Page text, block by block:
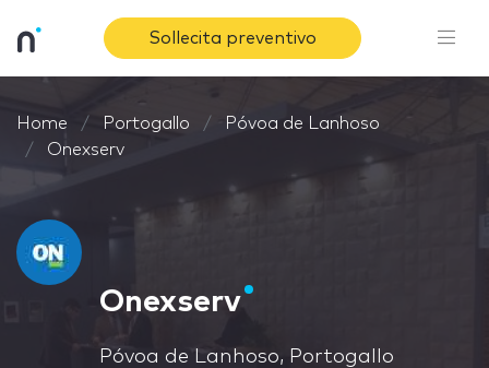
Sollecita preventivo
Home Portogallo
Póvoa de Lanhoso
Onexserv
Onexserv
Póvoa de Lanhoso, Portogallo